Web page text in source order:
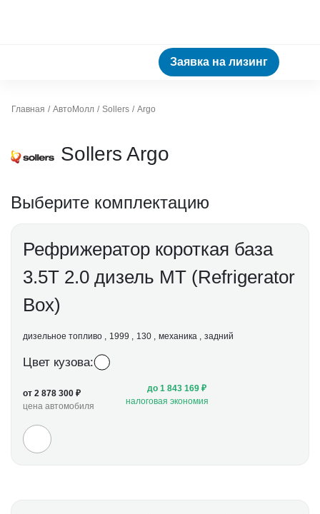
Заявка на лизинг
Главная АвтоМолл Sollers Argo
Sollers Argo
Выберите комплектацию
Рефрижератор короткая база
3.5Т 2.0 дизель МТ (Refrigerator
Box)
дизельное топливо 1999 130 механика задний
Цвет кузова:
от 2 878 300 ₽
цена автомобиля
до 1 843 169 ₽
налоговая экономия